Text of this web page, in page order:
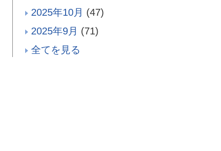
2025年10月 (47)
2025年9月 (71)
全てを見る